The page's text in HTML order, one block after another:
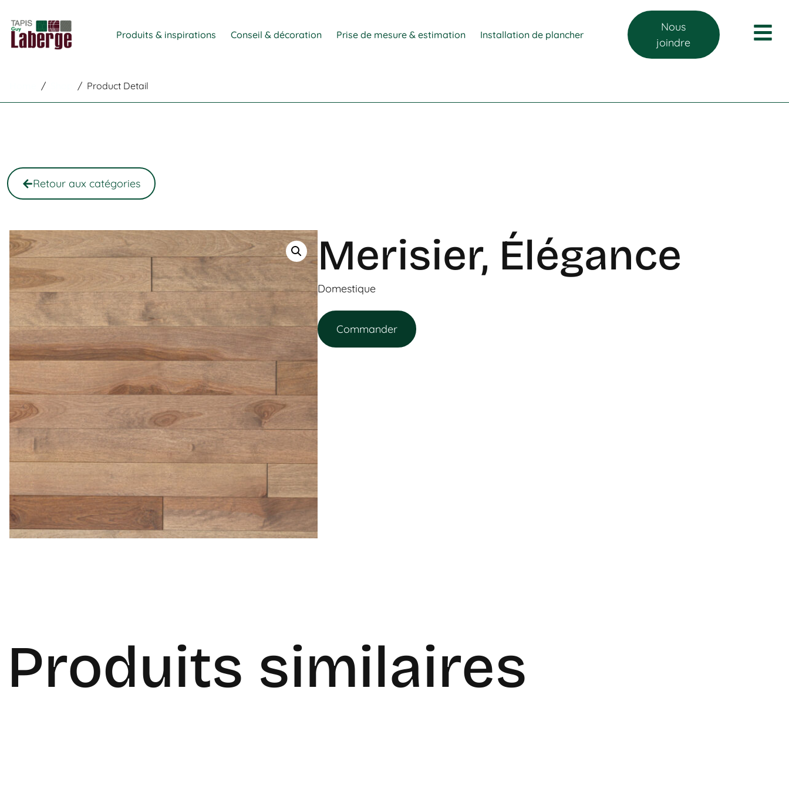
Produits & inspirations Conseil & décoration Prise de mesure & estimation Installation de plancher
Nous
joindre
/ / Product Detail
Retour aux catégories
Merisier, Élégance
Domestique
Commander
Produits similaires